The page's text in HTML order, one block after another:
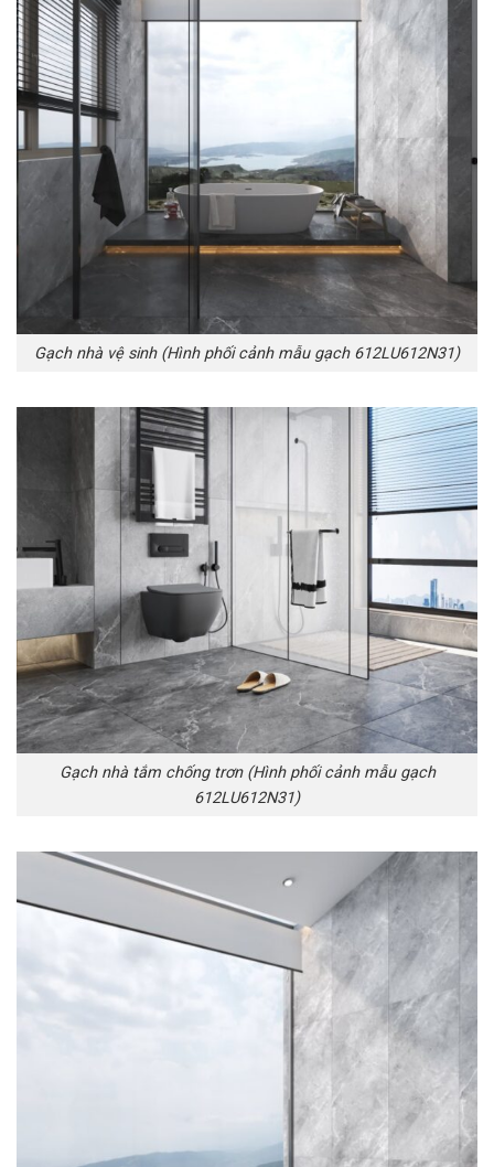
Gạch nhà vệ sinh (Hình phối cảnh mẫu gạch 612LU612N31)
Gạch nhà tắm chống trơn (Hình phối cảnh mẫu gạch
612LU612N31)